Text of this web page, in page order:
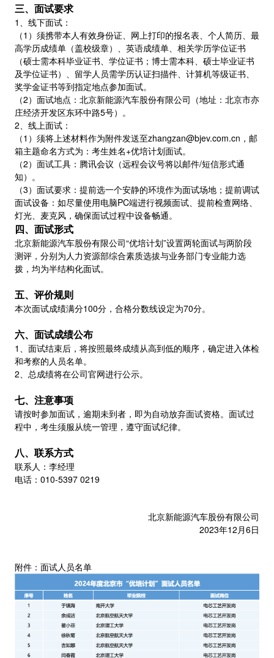
三、面试要求
1、线下面试：
（1）须携带本人有效身份证、网上打印的报名表、个人简历、最
高学历成绩单（盖校级章）、英语成绩单、相关学历学位证书
（硕士需本科毕业证书、学位证书；博士需本科、硕士毕业证书
及学位证书）、留学人员需学历认证扫描件、计算机等级证书、
奖学金证书等到指定地点参加面试。
（2）面试地点：北京新能源汽车股份有限公司（地址：北京市亦
庄经济开发区东环中路5号）。
2、线上面试：
（1）须将上述材料作为附件发送至zhangzan@bjev.com.cn，邮
箱主题命名方式为：考生姓名+优培计划面试。
（2）面试工具：腾讯会议（远程会议号将以邮件/短信形式通
知）。
（3）面试要求：提前选一个安静的环境作为面试场地；提前调试
面试设备：如尽量使用电脑PC端进行视频面试、提前检查网络、
灯光、麦克风，确保面试过程中设备畅通。
四、面试形式
北京新能源汽车股份有限公司“优培计划”设置两轮面试与两阶段
测评，分别为人力资源部综合素质选拔与业务部门专业能力选
拨，均为半结构化面试。
五、评价规则
本次面试成绩满分100分，合格分数线设定为70分。
六、面试成绩公布
1、面试结束后，将按照最终成绩从高到低的顺序，确定进入体检
和考察的人员名单。
2、总成绩将在公司官网进行公示。
七、注意事项
请按时参加面试，逾期未到者，即为自动放弃面试资格。面试过
程中，考生须服从统一管理，遵守面试纪律。
八、联系方式
联系人：李经理
电话：010-5397 0219
北京新能源汽车股份有限公司
2023年12月6日
附件：面试人员名单